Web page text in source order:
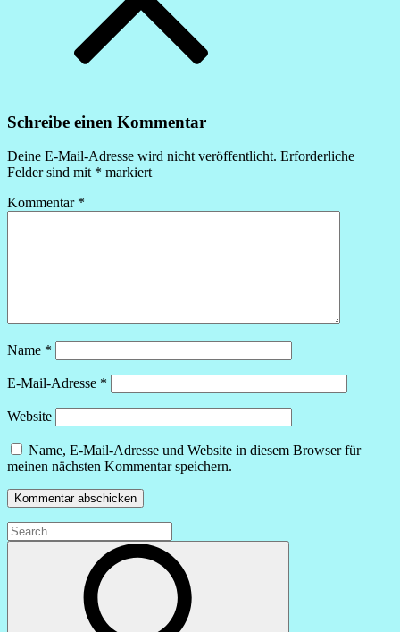
Schreibe einen Kommentar
Deine E-Mail-Adresse wird nicht veröffentlicht. Erforderliche
Felder sind mit * markiert
Kommentar *
Name *
E-Mail-Adresse *
Website
Name, E-Mail-Adresse und Website in diesem Browser für
meinen nächsten Kommentar speichern.
Search
for: